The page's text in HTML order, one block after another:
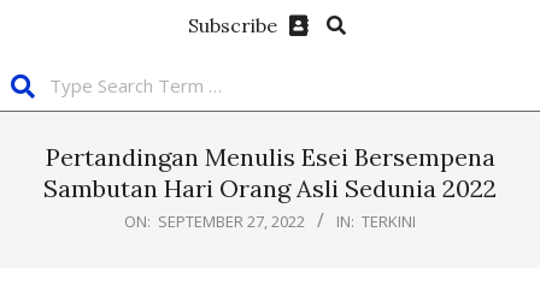
Subscribe
Pertandingan Menulis Esei Bersempena
Sambutan Hari Orang Asli Sedunia 2022
ON: SEPTEMBER 27, 2022 IN: TERKINI